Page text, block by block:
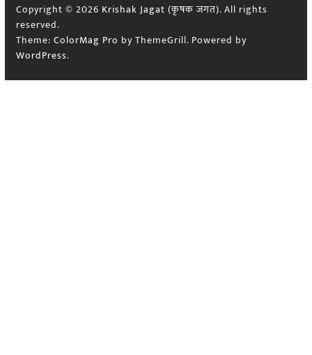
Copyright © 2026 Krishak Jagat (कृषक जगत). All rights
reserved.
Theme: ColorMag Pro by ThemeGrill. Powered by
WordPress.